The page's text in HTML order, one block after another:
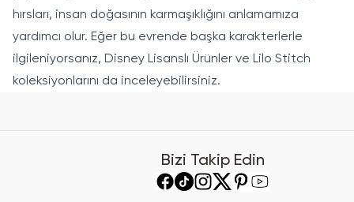
hırsları, insan doğasının karmaşıklığını anlamamıza
yardımcı olur. Eğer bu evrende başka karakterlerle
ilgileniyorsanız, Disney Lisanslı Ürünler ve Lilo Stitch
koleksiyonlarını da inceleyebilirsiniz.
Bizi Takip Edin